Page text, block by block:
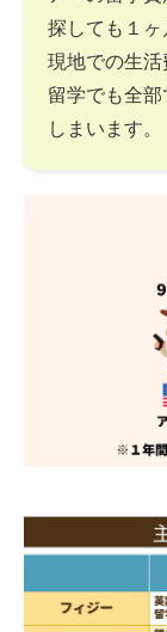
探しても１
現地での生
留学でも全
しまいます。